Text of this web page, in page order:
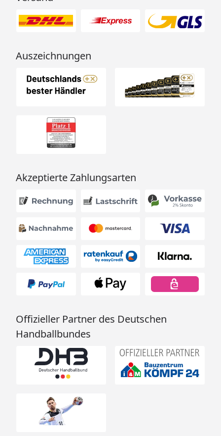
Auszeichnungen
Akzeptierte Zahlungsarten
Offizieller Partner des Deutschen
Handballbundes